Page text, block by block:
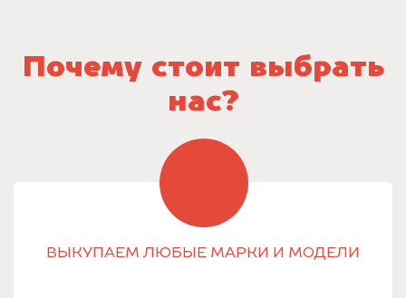
Почему стоит выбрать
нас?
ВЫКУПАЕМ ЛЮБЫЕ МАРКИ И МОДЕЛИ